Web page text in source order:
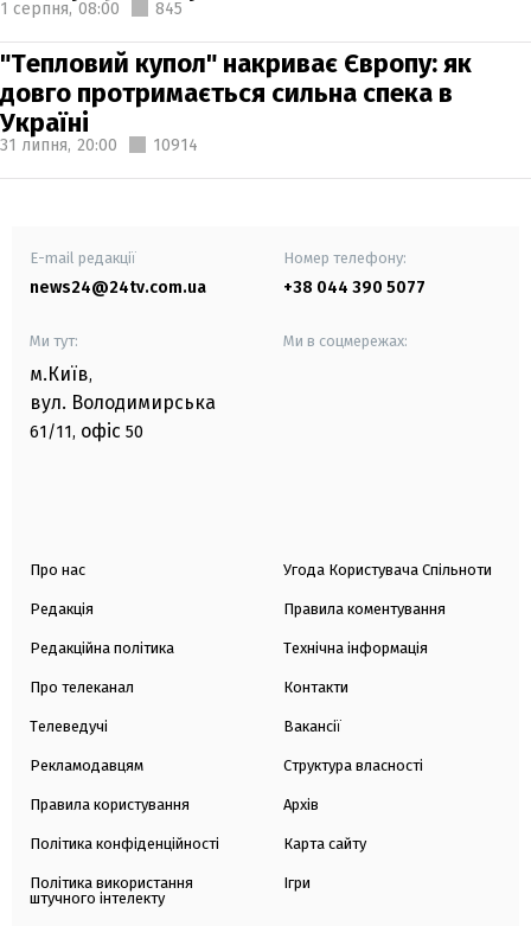
1 серпня, 08:00 845
"Тепловий купол" накриває Європу: як
довго протримається сильна спека в
Україні
31 липня, 20:00 10914
E-mail редакції
news24@24tv.com.ua
Номер телефону:
+38 044 390 5077
Ми тут:
м.Київ,
вул. Володимирська
61/11, офіс 50
Ми в соцмережах:
Про нас
Редакція
Редакційна політика
Про телеканал
Телеведучі
Рекламодавцям
Правила користування
Політика конфіденційності
Політика використання
штучного інтелекту
Угода Користувача Спільноти
Правила коментування
Технічна інформація
Контакти
Вакансії
Структура власності
Архів
Карта сайту
Ігри